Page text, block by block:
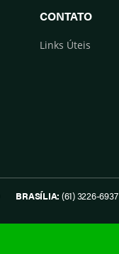
CONTATO
Links Úteis
BRASÍLIA: (61) 3226-6937